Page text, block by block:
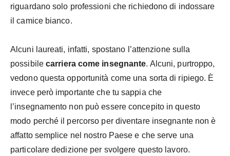
riguardano solo professioni che richiedono di indossare
il camice bianco.
Alcuni laureati, infatti, spostano l’attenzione sulla
possibile carriera come insegnante. Alcuni, purtroppo,
vedono questa opportunità come una sorta di ripiego. È
invece però importante che tu sappia che
l’insegnamento non può essere concepito in questo
modo perché il percorso per diventare insegnante non è
affatto semplice nel nostro Paese e che serve una
particolare dedizione per svolgere questo lavoro.